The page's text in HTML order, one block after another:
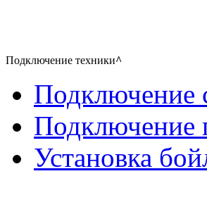
Подключение техники^
Подключение
Подключение
Установка